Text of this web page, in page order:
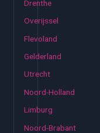
Drenthe
Overijssel
Flevoland
Gelderland
Utrecht
Noord-Holland
Limburg
Noord-Brabant